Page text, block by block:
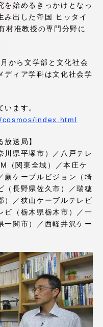
を始めるきっかけとなっ
み出した帝国 ヒッタイ
村准教授の専門分野に
から文学部と文化社会
ディア学科は文化社会学
ます。
index.html
放送局】
川県平塚市）／八戸テレ
（関東全域）／本庄ケ
蕨ケーブルビジョン（埼
（長野県佐久市）／瑞穂
）／狭山ケーブルテレビ
ビ（栃木県栃木市）／一
一関市）／西軽井沢ケー
湘南キャンパス
阿蘇くまもと
臨空キャンパス